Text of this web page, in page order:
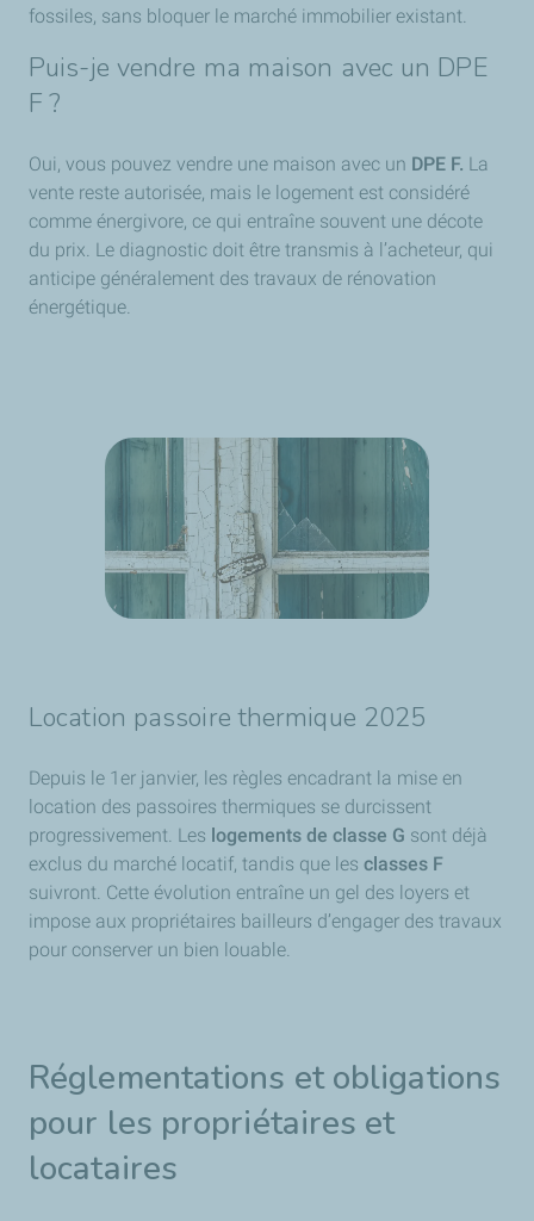
fossiles, sans bloquer le marché immobilier existant.
Puis-je vendre ma maison avec un DPE
F ?
Oui, vous pouvez vendre une maison avec un DPE F. La
vente reste autorisée, mais le logement est considéré
comme énergivore, ce qui entraîne souvent une décote
du prix. Le diagnostic doit être transmis à l’acheteur, qui
anticipe généralement des travaux de rénovation
énergétique.
Location passoire thermique 2025
Depuis le 1er janvier, les règles encadrant la mise en
location des passoires thermiques se durcissent
progressivement. Les logements de classe G sont déjà
exclus du marché locatif, tandis que les classes F
suivront. Cette évolution entraîne un gel des loyers et
impose aux propriétaires bailleurs d’engager des travaux
pour conserver un bien louable.
Réglementations et obligations
pour les propriétaires et
locataires